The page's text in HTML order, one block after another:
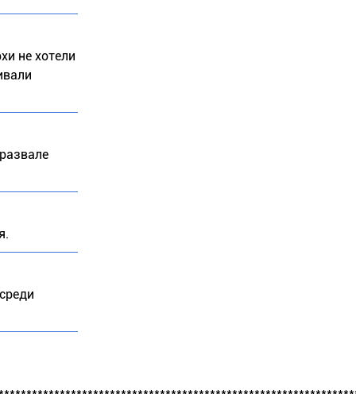
не хотели